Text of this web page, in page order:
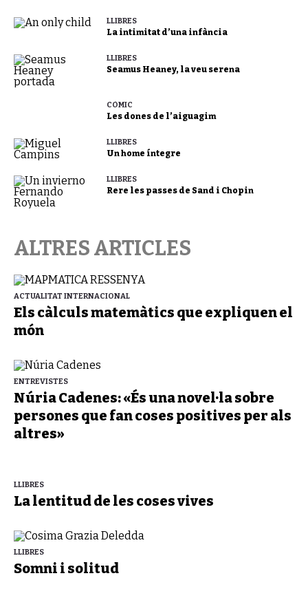
LLIBRES
La intimitat d’una infància
LLIBRES
Seamus Heaney, la veu serena
CÒMIC
Les dones de l’aiguagim
LLIBRES
Un home íntegre
LLIBRES
Rere les passes de Sand i Chopin
ALTRES ARTICLES
ACTUALITAT INTERNACIONAL
Els càlculs matemàtics que expliquen el
món
ENTREVISTES
Núria Cadenes: «És una novel·la sobre
persones que fan coses positives per als
altres»
LLIBRES
La lentitud de les coses vives
LLIBRES
Somni i solitud